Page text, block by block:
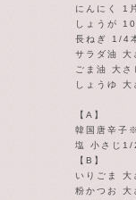
にんにく 1
しょうが
長ねぎ 1/4
サラダ油 大
ごま油 大さ
しょうゆ
【A】
韓国唐辛子
塩 小さじ1/
【B】
いりごま 大
粉かつお 大